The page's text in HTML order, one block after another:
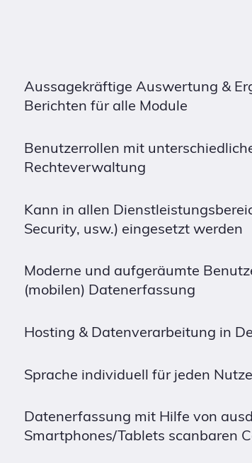
Aussagekräftige Auswertung &
Berichten für alle Module
Benutzerrollen mit
Rechteverwaltung
Kann in allen
Security, usw.) eingesetzt werden
Moderne und aufgeräumte
(mobilen) Datenerfassung
Hosting & Datenverarbeitung in
Sprache individuell für jeden
Datenerfassung mit Hilfe von
Smartphones/Tablets scanbaren